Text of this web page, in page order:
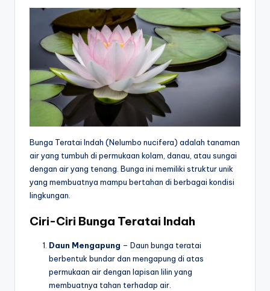
Bunga Teratai Indah (Nelumbo nucifera) adalah tanaman
air yang tumbuh di permukaan kolam, danau, atau sungai
dengan air yang tenang. Bunga ini memiliki struktur unik
yang membuatnya mampu bertahan di berbagai kondisi
lingkungan.
Ciri-Ciri Bunga Teratai Indah
Daun Mengapung – Daun bunga teratai
berbentuk bundar dan mengapung di atas
permukaan air dengan lapisan lilin yang
membuatnya tahan terhadap air.